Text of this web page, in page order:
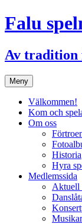
Hoppa
till
Falu
Av
Meny
Välkommen!
Kom och
Om oss
Historia
Hyra
Medlemssida
Aktuell